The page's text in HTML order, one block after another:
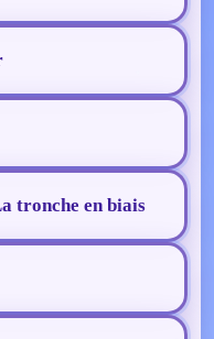
tronche en biais